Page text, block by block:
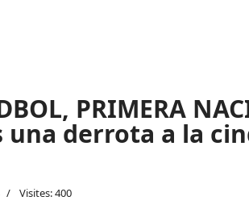
PRIMERA
una derrota a la
Visites: 400